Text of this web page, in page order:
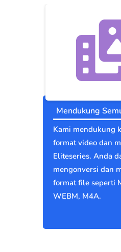
Mendukung
Kami mendukung
format video dan
Eliteseries. Anda
mengonversi dan
format file seperti
WEBM, M4A.